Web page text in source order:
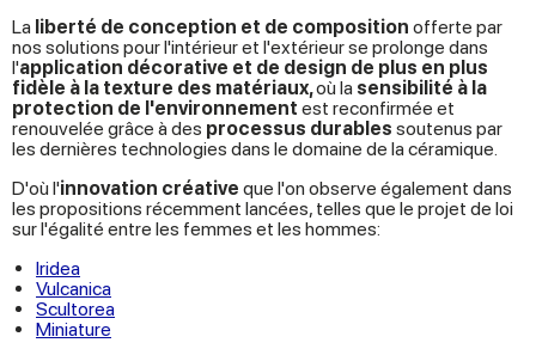
La liberté de conception et de composition offerte par
nos solutions pour l'intérieur et l'extérieur se prolonge dans
l'application décorative et de design de plus en plus
fidèle à la texture des matériaux,où la sensibilité à la
protection de l'environnement est reconfirmée et
renouvelée grâce à des processus durables soutenus par
les dernières technologies dans le domaine de la céramique.
D'où l'innovation créative que l'on observe également dans
les propositions récemment lancées, telles que le projet de loi
sur l'égalité entre les femmes et les hommes:
Iridea
Vulcanica
Scultorea
Miniature